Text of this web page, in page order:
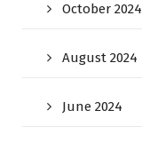
October 2024
August 2024
June 2024